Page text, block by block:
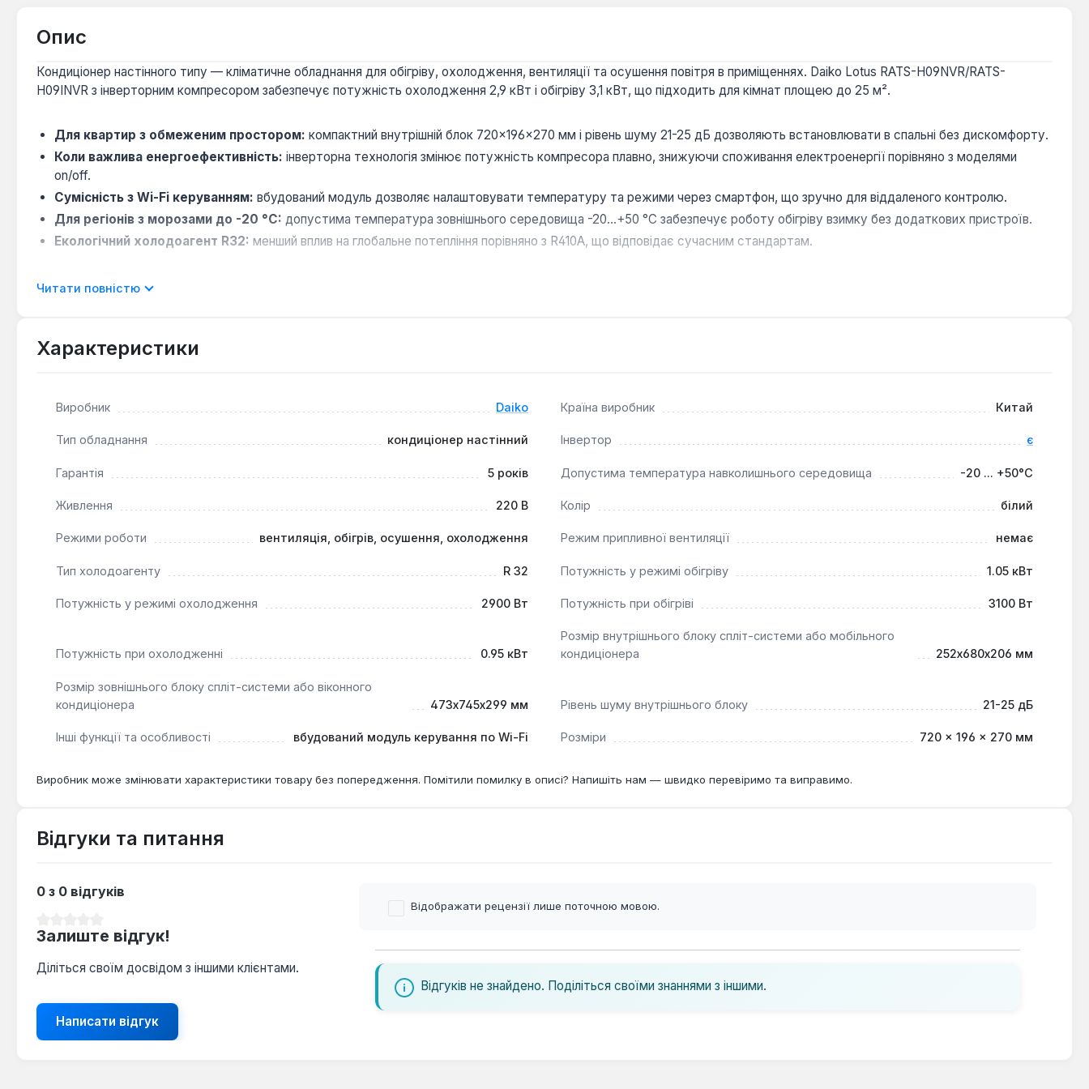
Опис
Кондиціонер настінного типу — кліматичне обладнання для обігріву, охолодження, вентиляції та осушення повітря в приміщеннях. Daiko Lotus RATS-H09NVR/RATS-
H09INVR з інверторним компресором забезпечує потужність охолодження 2,9 кВт і обігріву 3,1 кВт, що підходить для кімнат площею до 25 м².
Для квартир з обмеженим простором: компактний внутрішній блок 720×196×270 мм і рівень шуму 21-25 дБ дозволяють встановлювати в спальні без дискомфорту.
Коли важлива енергоефективність: інверторна технологія змінює потужність компресора плавно, знижуючи споживання електроенергії порівняно з моделями
on/off.
Сумісність з Wi-Fi керуванням: вбудований модуль дозволяє налаштовувати температуру та режими через смартфон, що зручно для віддаленого контролю.
Для регіонів з морозами до -20 °C: допустима температура зовнішнього середовища -20...+50 °C забезпечує роботу обігріву взимку без додаткових пристроїв.
Екологічний холодоагент R32: менший вплив на глобальне потепління порівняно з R410A, що відповідає сучасним стандартам.
Кондиціонер Daiko Lotus підходить для обслуговування житлових кімнат, офісів та невеликих комерційних приміщень площею до 25 м². Завдяки режиму осушення
Чи можна керувати кондиціонером через Wi-Fi без додаткового хаба?
Яка мінімальна температура для роботи обігріву?
Читати повністю
Характеристики
Виробник Daiko Країна виробник Китай
Тип обладнання кондиціонер настінний Інвертор є
Гарантія 5 років Допустима температура навколишнього середовища -20 ... +50°C
Живлення 220 В Колір білий
Режими роботи вентиляція, обігрів, осушення, охолодження Режим припливної вентиляції немає
Тип холодоагенту R 32 Потужність у режимі обігріву 1.05 кВт
Потужність у режимі охолодження 2900 Вт Потужність при обігріві 3100 Вт
Потужність при охолодженні 0.95 кВт
Розмір внутрішнього блоку спліт-системи або мобільного
кондиціонера
252х680х206 мм
Розмір зовнішнього блоку спліт-системи або віконного
кондиціонера
473х745х299 мм Рівень шуму внутрішнього блоку 21-25 дБ
Інші функції та особливості вбудований модуль керування по Wi-Fi Розміри 720 × 196 × 270 мм
Виробник може змінювати характеристики товару без попередження. Помітили помилку в описі? Напишіть нам — швидко перевіримо та виправимо.
Відгуки та питання
0 з 0 відгуків
Залиште відгук!
Діліться своїм досвідом з іншими клієнтами.
Написати відгук
Відображати рецензії лише поточною мовою.
Відгуків не знайдено. Поділіться своїми знаннями з іншими.